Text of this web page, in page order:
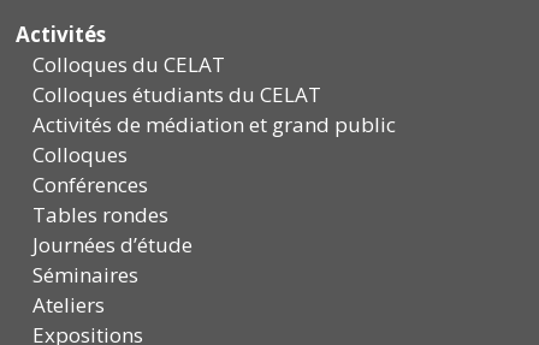
Activités
Colloques du CELAT
Colloques étudiants du CELAT
Activités de médiation et grand public
Colloques
Conférences
Tables rondes
Journées d’étude
Séminaires
Ateliers
Expositions